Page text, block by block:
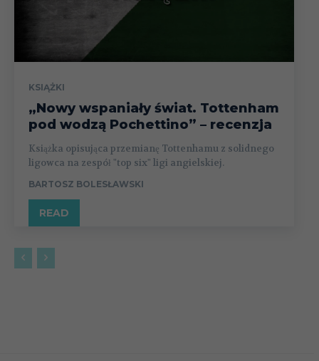
KSIĄŻKI
„Nowy wspaniały świat. Tottenham
pod wodzą Pochettino” – recenzja
Książka opisująca przemianę Tottenhamu z solidnego
ligowca na zespół "top six" ligi angielskiej.
BARTOSZ BOLESŁAWSKI
READ